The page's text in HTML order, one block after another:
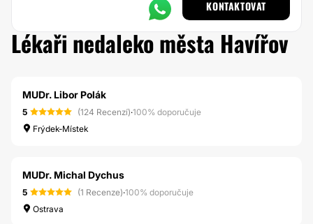
KONTAKTOVAT
Lékaři nedaleko města Havířov
MUDr. Libor Polák
5 (124 Recenzí)·100% doporučuje
Frýdek-Místek
MUDr. Michal Dychus
5 (1 Recenze)·100% doporučuje
Ostrava